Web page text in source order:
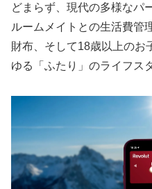
どまらず、現代の多様なパ
ルームメイトとの生活費管
財布、そして18歳以上のお
ゆる「ふたり」のライフス